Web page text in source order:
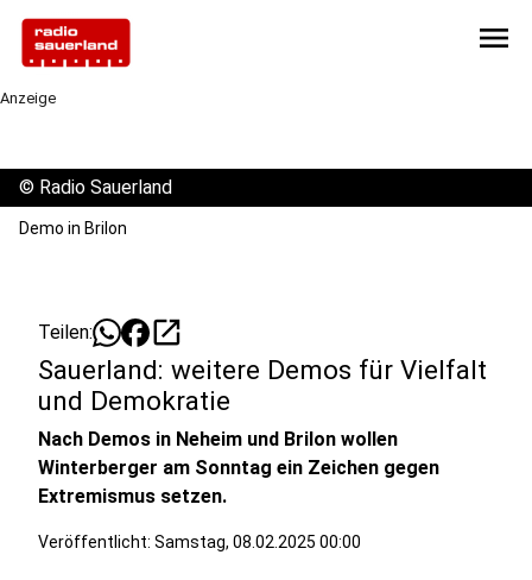
menu
Anzeige
© Radio Sauerland
Demo in Brilon
Teilen: open_in_new
Sauerland: weitere Demos für Vielfalt
und Demokratie
Nach Demos in Neheim und Brilon wollen
Winterberger am Sonntag ein Zeichen gegen
Extremismus setzen.
Veröffentlicht: Samstag, 08.02.2025 00:00